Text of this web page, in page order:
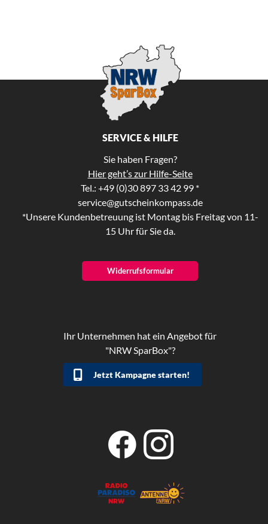
SERVICE & HILFE
Sie haben Fragen?
Hier geht’s zur Hilfe-Seite
Tel.: +49 (0)30 897 33 42 99 *
service@gutscheinkompass.de
*Unsere Kundenbetreuung ist Montag bis Freitag von 11-
15 Uhr für Sie da.
Widerrufsformular
Ihr Unternehmen hat ein Angebot für
"NRW SparBox"?
Jetzt Kampagne starten!